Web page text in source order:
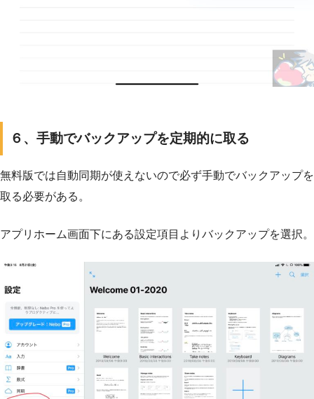
６、手動でバックアップを定期的に取る
無料版では自動同期が使えないので必ず手動でバックアップを
取る必要がある。
アプリホーム画面下にある設定項目よりバックアップを選択。